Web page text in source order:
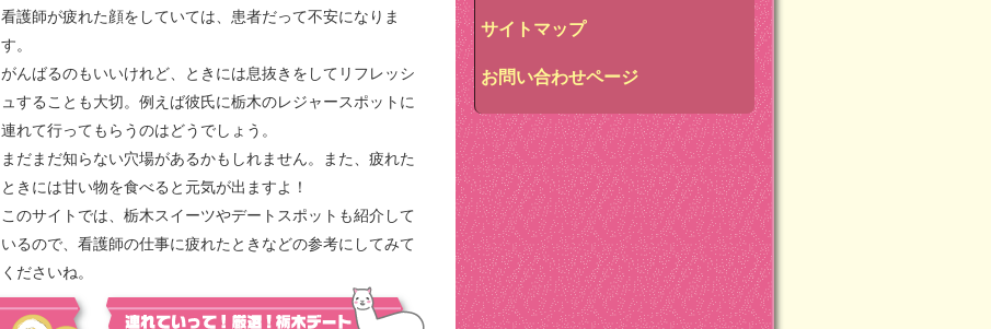
看護師が疲れた顔をしていては、患者だって不安になりま
す。
がんばるのもいいけれど、ときには息抜きをしてリフレッシ
ュすることも大切。例えば彼氏に栃木のレジャースポットに
連れて行ってもらうのはどうでしょう。
まだまだ知らない穴場があるかもしれません。また、疲れた
ときには甘い物を食べると元気が出ますよ！
このサイトでは、栃木スイーツやデートスポットも紹介して
いるので、看護師の仕事に疲れたときなどの参考にしてみて
くださいね。
サイトマップ
お問い合わせページ